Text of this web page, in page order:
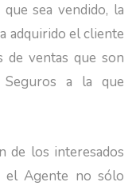
sea vendido, la
adquirido el cliente
de ventas que son
a la que
de los interesados
el Agente no sólo